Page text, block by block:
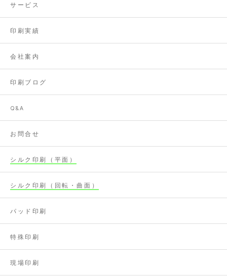
サービス
印刷実績
会社案内
印刷ブログ
Q&A
お問合せ
シルク印刷（平面）
シルク印刷（回転・曲面）
パッド印刷
特殊印刷
現場印刷